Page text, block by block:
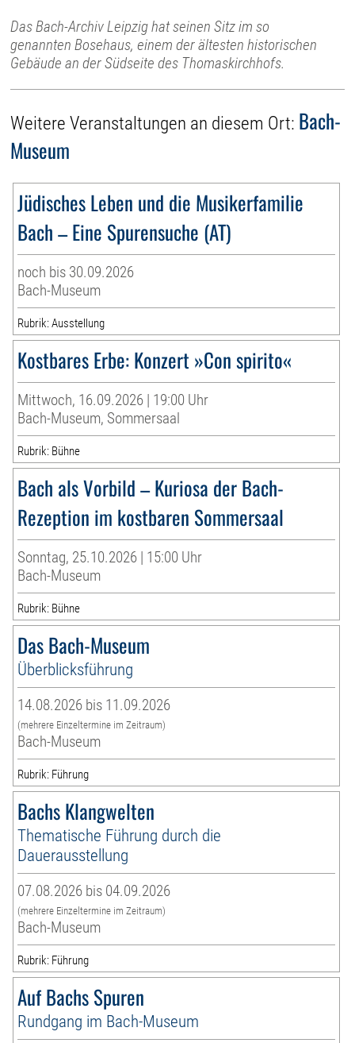
Das Bach-Archiv Leipzig hat seinen Sitz im so
genannten Bosehaus, einem der ältesten historischen
Gebäude an der Südseite des Thomaskirchhofs.
Weitere Veranstaltungen an diesem Ort: Bach-
Museum
Jüdisches Leben und die Musikerfamilie
Bach – Eine Spurensuche (AT)
noch bis 30.09.2026
Bach-Museum
Rubrik: Ausstellung
Kostbares Erbe: Konzert »Con spirito«
Mittwoch, 16.09.2026 | 19:00 Uhr
Bach-Museum, Sommersaal
Rubrik: Bühne
Bach als Vorbild – Kuriosa der Bach-
Rezeption im kostbaren Sommersaal
Sonntag, 25.10.2026 | 15:00 Uhr
Bach-Museum
Rubrik: Bühne
Das Bach-Museum
Überblicksführung
14.08.2026 bis 11.09.2026
(mehrere Einzeltermine im Zeitraum)
Bach-Museum
Rubrik: Führung
Bachs Klangwelten
Thematische Führung durch die
Dauerausstellung
07.08.2026 bis 04.09.2026
(mehrere Einzeltermine im Zeitraum)
Bach-Museum
Rubrik: Führung
Auf Bachs Spuren
Rundgang im Bach-Museum